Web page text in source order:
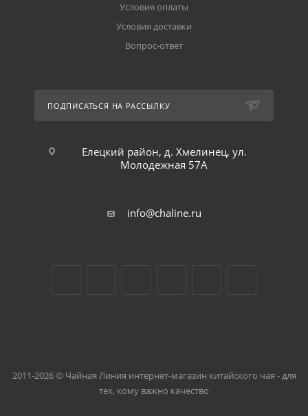
Условия оплаты
Условия доставки
Вопрос-ответ
ПОДПИСАТЬСЯ НА РАССЫЛКУ
Елецкий район, д. Хмелинец, ул.
Молодежная 57А
info@chaline.ru
2011-2026 © Чайная Линия интернет-магазин китайского чая - для
тех, кому важно качество